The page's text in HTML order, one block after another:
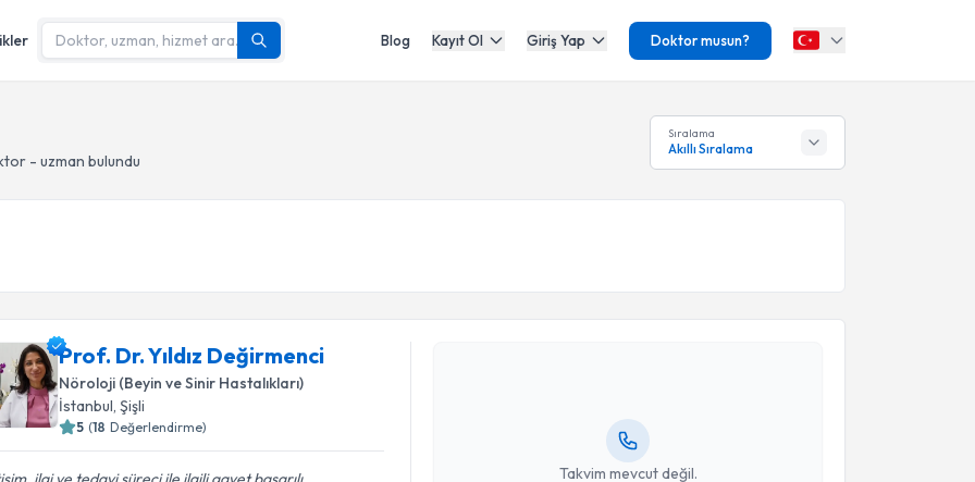
Blog Kayıt Ol Giriş Yap Doktor musun?
- uzman bulundu
Sıralama
Akıllı Sıralama
Prof. Dr. Yıldız Değirmenci
Nöroloji (Beyin ve Sinir Hastalıkları)
İstanbul, Şişli
5 (18 Değerlendirme)
Takvim mevcut değil.
Prof. Dr. Yıldız Değirmenci